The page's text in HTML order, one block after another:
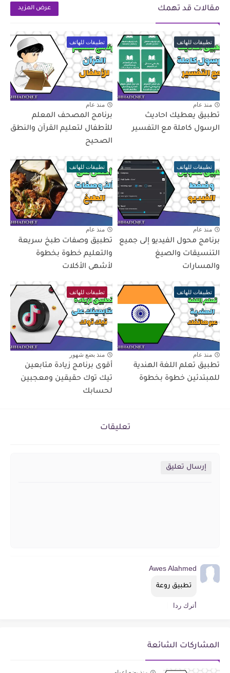
مقالات قد تهمك عرض المزيد
تطبيقات للهاتف
منذ عام
تطبيق يعطيك احاديث
الرسول كاملة مع التفسير
تطبيقات للهاتف
منذ عام
برنامج المصحف المعلم
للأطفال لتعليم القرآن والنطق
الصحيح
تطبيقات للهاتف
منذ عام
برنامج محول الفيديو إلى جميع
التنسيقات والصيغ
والمسارات
تطبيقات للهاتف
منذ عام
تطبيق وصفات طبخ سريعة
والتعليم خطوة بخطوة
لأشهى الأكلات
تطبيقات للهاتف
منذ عام
تطبيق تعلم اللغة الهندية
للمبتدئين خطوة بخطوة
تطبيقات للهاتف
منذ بضع شهور
أقوى برنامج زيادة متابعين
تيك توك حقيقين ومعجبين
لحسابك
تعليقات
إرسال تعليق
Awes Alahmed
تطبيق روعة
أترك ردا
المشاركات الشائعة